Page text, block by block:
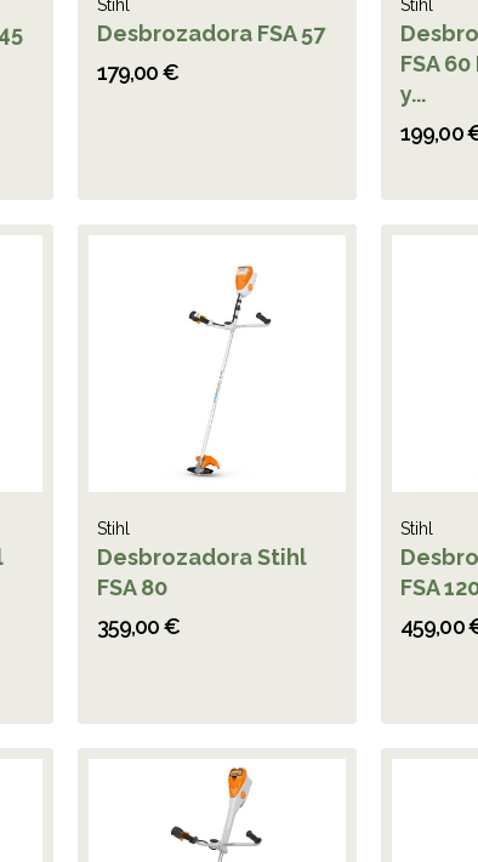
Stihl
Desbrozadora FSA 57
179,00 €
Stihl
FSA
y...
199,00
Stihl
Desbrozadora Stihl
FSA 80
359,00 €
Stihl
FSA
459,00